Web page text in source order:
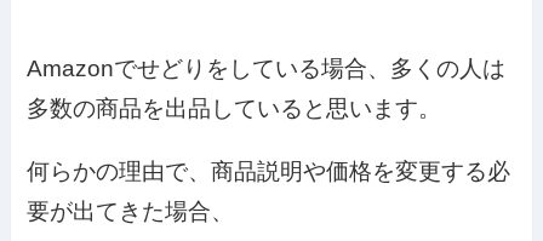
Amazonでせどりをしている場合、多くの人は
多数の商品を出品していると思います。
何らかの理由で、商品説明や価格を変更する必
要が出てきた場合、